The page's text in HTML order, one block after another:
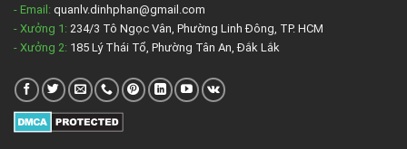
- Email: quanlv.dinhphan@gmail.com
- Xưởng 1: 234/3 Tô Ngọc Vân, Phường Linh Đông, TP. HCM
- Xưởng 2: 185 Lý Thái Tổ, Phường Tân An, Đắk Lắk